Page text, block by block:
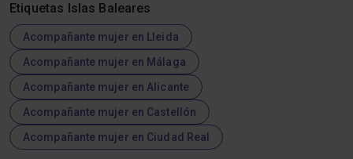
Etiquetas Islas Baleares
Acompañante mujer en Lleida
Acompañante mujer en Málaga
Acompañante mujer en Alicante
Acompañante mujer en Castellón
Acompañante mujer en Ciudad Real